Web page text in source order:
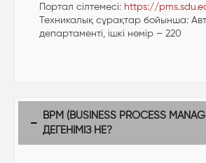
Портал сілтемесі: https://
Техникалық сұрақтар бойынша:
департаменті, ішкі нөмір – 220
BPM (BUSINESS PROCESS
ДЕГЕНІМІЗ НЕ?